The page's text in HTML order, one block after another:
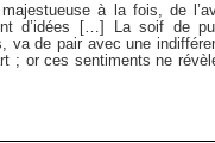
à la fois, de
d’idées […] La soif de
va de pair avec une
; or ces sentiments ne